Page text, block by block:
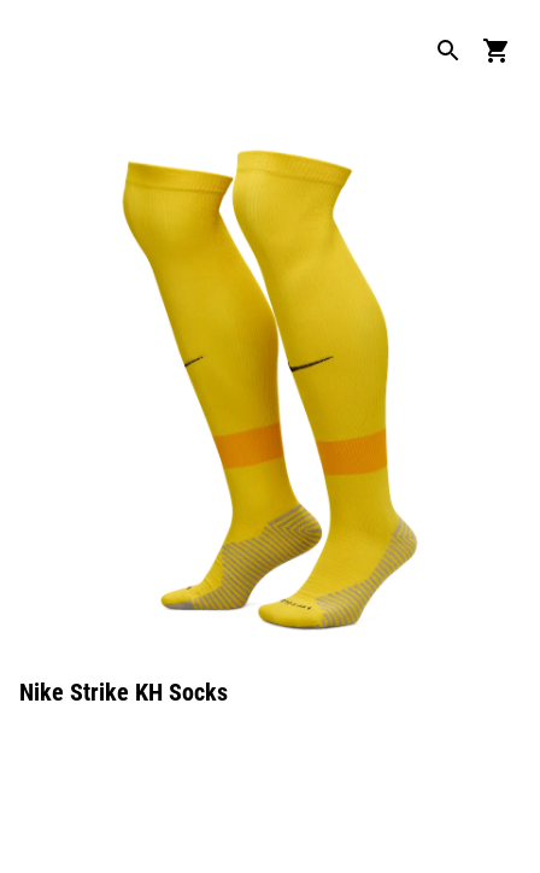
Nike Strike KH Socks